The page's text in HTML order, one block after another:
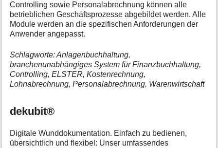
Controlling sowie Personalabrechnung können alle
betrieblichen Geschäftsprozesse abgebildet werden. Alle
Module werden an die spezifischen Anforderungen der
Anwender angepasst.
Schlagworte: Anlagenbuchhaltung,
branchenunabhängiges System für Finanzbuchhaltung,
Controlling, ELSTER, Kostenrechnung,
Lohnabrechnung, Personalabrechnung, Warenwirtschaft
dekubit®
Digitale Wunddokumentation. Einfach zu bedienen,
übersichtlich und flexibel: Unser umfassendes